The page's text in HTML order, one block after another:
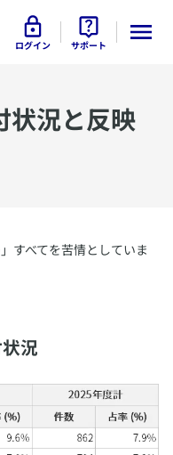
ログイン サポート
状況と反映
すべてを苦情としていま
況